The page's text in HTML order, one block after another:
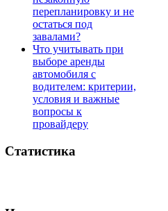
перепланировку и не
остаться под
завалами?
Что учитывать при
выборе аренды
автомобиля с
водителем: критерии,
условия и важные
вопросы к
провайдеру
Статистика